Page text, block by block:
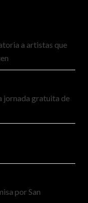
a artistas que
jornada gratuita de
por San